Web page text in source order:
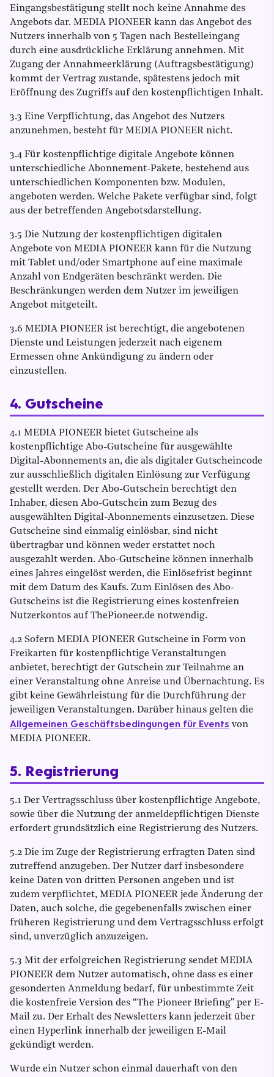
Eingangsbestätigung stellt noch keine Annahme des
Angebots dar. MEDIA PIONEER kann das Angebot des
Nutzers innerhalb von 5 Tagen nach Bestelleingang
durch eine ausdrückliche Erklärung annehmen. Mit
Zugang der Annahmeerklärung (Auftragsbestätigung)
kommt der Vertrag zustande, spätestens jedoch mit
Eröffnung des Zugriffs auf den kostenpflichtigen Inhalt.
3.3 Eine Verpflichtung, das Angebot des Nutzers
anzunehmen, besteht für MEDIA PIONEER nicht.
3.4 Für kostenpflichtige digitale Angebote können
unterschiedliche Abonnement-Pakete, bestehend aus
unterschiedlichen Komponenten bzw. Modulen,
angeboten werden. Welche Pakete verfügbar sind, folgt
aus der betreffenden Angebotsdarstellung.
3.5 Die Nutzung der kostenpflichtigen digitalen
Angebote von MEDIA PIONEER kann für die Nutzung
mit Tablet und/oder Smartphone auf eine maximale
Anzahl von Endgeräten beschränkt werden. Die
Beschränkungen werden dem Nutzer im jeweiligen
Angebot mitgeteilt.
3.6 MEDIA PIONEER ist berechtigt, die angebotenen
Dienste und Leistungen jederzeit nach eigenem
Ermessen ohne Ankündigung zu ändern oder
einzustellen.
4. Gutscheine
4.1 MEDIA PIONEER bietet Gutscheine als
kostenpflichtige Abo-Gutscheine für ausgewählte
Digital-Abonnements an, die als digitaler Gutscheincode
zur ausschließlich digitalen Einlösung zur Verfügung
gestellt werden. Der Abo-Gutschein berechtigt den
Inhaber, diesen Abo-Gutschein zum Bezug des
ausgewählten Digital-Abonnements einzusetzen. Diese
Gutscheine sind einmalig einlösbar, sind nicht
übertragbar und können weder erstattet noch
ausgezahlt werden. Abo-Gutscheine können innerhalb
eines Jahres eingelöst werden, die Einlösefrist beginnt
mit dem Datum des Kaufs. Zum Einlösen des Abo-
Gutscheins ist die Registrierung eines kostenfreien
Nutzerkontos auf ThePioneer.de notwendig.
4.2 Sofern MEDIA PIONEER Gutscheine in Form von
Freikarten für kostenpflichtige Veranstaltungen
anbietet, berechtigt der Gutschein zur Teilnahme an
einer Veranstaltung ohne Anreise und Übernachtung. Es
gibt keine Gewährleistung für die Durchführung der
jeweiligen Veranstaltungen. Darüber hinaus gelten die
Allgemeinen Geschäftsbedingungen für Events von
MEDIA PIONEER.
5. Registrierung
5.1 Der Vertragsschluss über kostenpflichtige Angebote,
sowie über die Nutzung der anmeldepflichtigen Dienste
erfordert grundsätzlich eine Registrierung des Nutzers.
5.2 Die im Zuge der Registrierung erfragten Daten sind
zutreffend anzugeben. Der Nutzer darf insbesondere
keine Daten von dritten Personen angeben und ist
zudem verpflichtet, MEDIA PIONEER jede Änderung der
Daten, auch solche, die gegebenenfalls zwischen einer
früheren Registrierung und dem Vertragsschluss erfolgt
sind, unverzüglich anzuzeigen.
5.3 Mit der erfolgreichen Registrierung sendet MEDIA
PIONEER dem Nutzer automatisch, ohne dass es einer
gesonderten Anmeldung bedarf, für unbestimmte Zeit
die kostenfreie Version des “The Pioneer Briefing" per E-
Mail zu. Der Erhalt des Newsletters kann jederzeit über
einen Hyperlink innerhalb der jeweiligen E-Mail
gekündigt werden.
Wurde ein Nutzer schon einmal dauerhaft von den